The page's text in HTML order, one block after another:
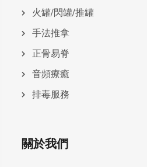
火罐/閃罐/推罐
手法推拿
正骨易脊
⾳頻療癒
排毒服務
關於我們